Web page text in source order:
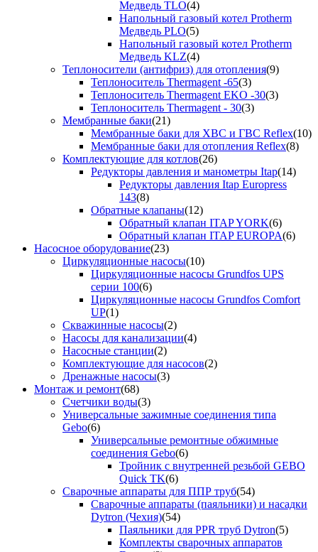
Медведь TLO(4)
Напольный газовый котел Protherm
Медведь PLO(5)
Напольный газовый котел Protherm
Медведь KLZ(4)
Теплоносители (антифриз) для отопления(9)
Теплоноситель Thermagent -65(3)
Теплоноситель Thermagent EKO -30(3)
Теплоноситель Thermagent - 30(3)
Мембранные баки(21)
Мембранные баки для ХВС и ГВС Reflex(10)
Мембранные баки для отопления Reflex(8)
Комплектующие для котлов(26)
Редукторы давления и манометры Itap(14)
Редукторы давления Itap Europress
143(8)
Обратные клапаны(12)
Обратный клапан ITAP YORK(6)
Обратный клапан ITAP EUROPA(6)
Насосное оборудование(23)
Циркуляционные насосы(10)
Циркуляционные насосы Grundfos UPS
серии 100(6)
Циркуляционные насосы Grundfos Comfort
UP(1)
Скважинные насосы(2)
Насосы для канализации(4)
Насосные станции(2)
Комплектующие для насосов(2)
Дренажные насосы(3)
Монтаж и ремонт(68)
Счетчики воды(3)
Универсальные зажимные соединения типа
Gebo(6)
Универсальные ремонтные обжимные
соединения Gebo(6)
Тройник с внутренней резьбой GEBO
Quick TK(6)
Сварочные аппараты для ППР труб(54)
Сварочные аппараты (паяльники) и насадки
Dytron (Чехия)(54)
Паяльники для PPR труб Dytron(5)
Комплекты сварочных аппаратов